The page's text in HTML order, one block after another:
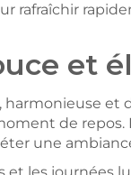
rafraîchir
et
et
de
une